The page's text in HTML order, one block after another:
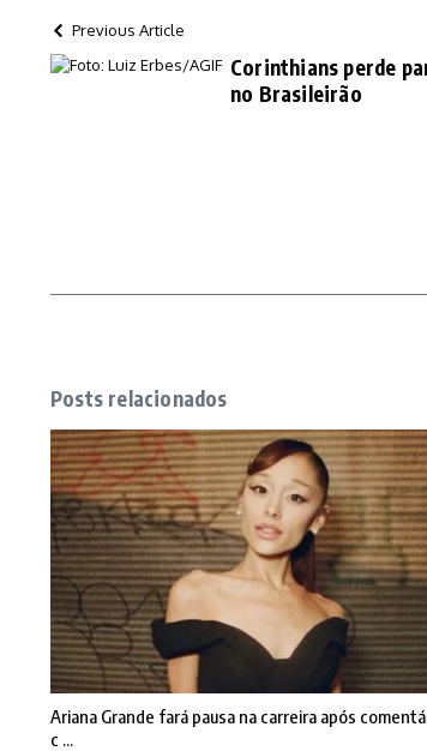
Previous Article
Corinthians perde
no Brasileirão
Posts relacionados
Ariana Grande fará pausa na carreira após
c ...